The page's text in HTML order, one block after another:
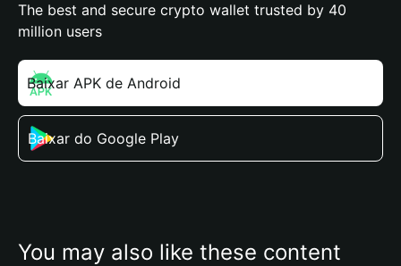
The best and secure crypto wallet trusted by 40
million users
Baixar APK de Android
Baixar do Google Play
You may also like these content